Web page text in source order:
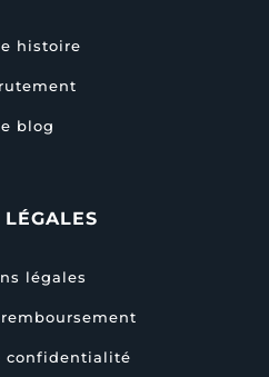
histoire
blog
LÉGALES
légales
confidentialité